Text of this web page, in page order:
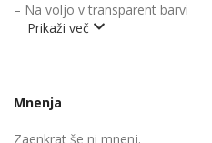
– Na voljo v transparent barvi
Prikaži več
Mnenja
Zaenkrat še ni mnenj.